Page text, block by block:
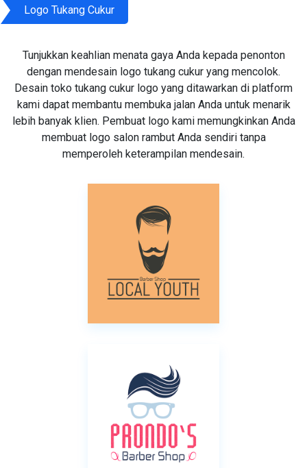
Logo Tukang Cukur
Tunjukkan keahlian menata gaya Anda kepada penonton
dengan mendesain logo tukang cukur yang mencolok.
Desain toko tukang cukur logo yang ditawarkan di platform
kami dapat membantu membuka jalan Anda untuk menarik
lebih banyak klien. Pembuat logo kami memungkinkan Anda
membuat logo salon rambut Anda sendiri tanpa
memperoleh keterampilan mendesain.